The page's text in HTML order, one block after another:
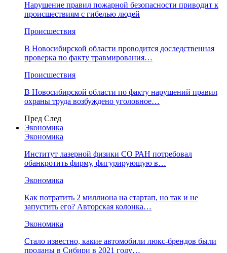
Нарушение правил пожарной безопасности приводит к
происшествиям с гибелью людей
Происшествия
В Новосибирской области проводится доследственная
проверка по факту травмирования…
Происшествия
В Новосибирской области по факту нарушений правил
охраны труда возбуждено уголовное…
Пред След
Экономика
Экономика
Институт лазерной физики СО РАН потребовал
обанкротить фирму, фигурирующую в…
Экономика
Как потратить 2 миллиона на стартап, но так и не
запустить его? Авторская колонка…
Экономика
Стало известно, какие автомобили люкс-брендов были
проданы в Сибири в 2021 году…